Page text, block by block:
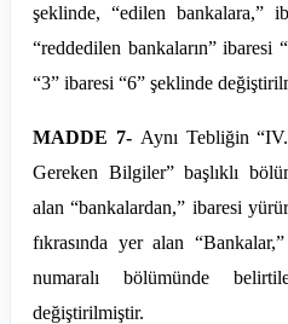
şeklinde, “edilen bankalara,”
“reddedilen bankaların” ibaresi
“3” ibaresi “6” şeklinde
MADDE 7-Aynı Tebliğin “IV.
Gereken Bilgiler” başlıklı
alan “bankalardan,” ibaresi
fıkrasında yer alan
numaralı bölümünde
değiştirilmiştir.